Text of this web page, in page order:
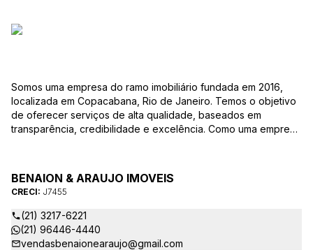
Somos uma empresa do ramo imobiliário fundada em 2016,
localizada em Copacabana, Rio de Janeiro. Temos o objetivo
de oferecer serviços de alta qualidade, baseados em
transparência, credibilidade e excelência. Como uma empresa
BENAION & ARAUJO IMOVEIS
CRECI: J7455
(21) 3217-6221
(21) 96446-4440
vendasbenaionearaujo@gmail.com